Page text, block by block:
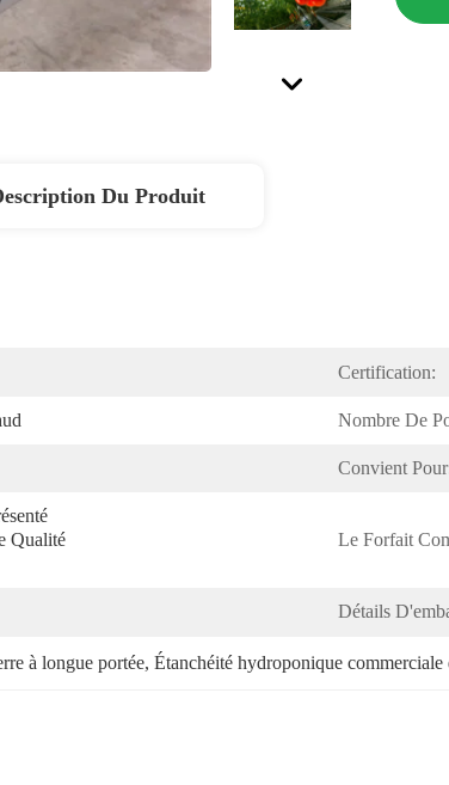
Du Produit
Certification:
Nombre De
Convient
Qualité
Le Forfait
Détails
à longue portée, Étanchéité hydroponique commerciale